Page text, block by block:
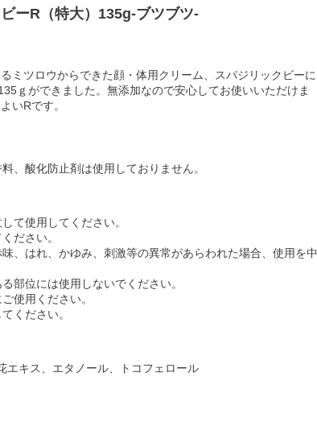
ーR（特大）135g-ブツブツ-
ミツロウからできた顔・体用クリーム、スパジリックビーに
ｇができました。無添加なので安心してお使いいただけま
いRです。
、酸化防止剤は使用しておりません。
て使用してください。
ださい。
、はれ、かゆみ、刺激等の異常があらわれた場合、使用を中
部位には使用しないでください。
使用ください。
ください。
エキス、エタノール、トコフェロール